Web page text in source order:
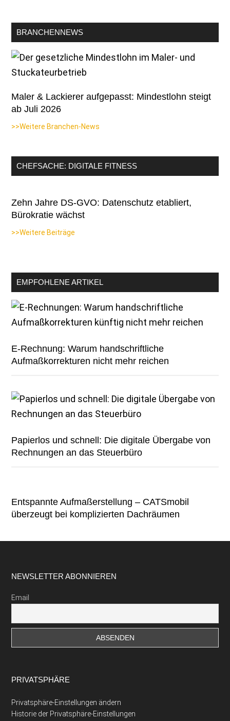
BRANCHENNEWS
Maler & Lackierer aufgepasst: Mindestlohn steigt
ab Juli 2026
>>Weitere Branchen-News
CHEFSACHE: DIGITALE FITNESS
Zehn Jahre DS-GVO: Datenschutz etabliert,
Bürokratie wächst
>>Weitere Beiträge
EMPFOHLENE ARTIKEL
E-Rechnung: Warum handschriftliche
Aufmaßkorrekturen nicht mehr reichen
Papierlos und schnell: Die digitale Übergabe von
Rechnungen an das Steuerbüro
Entspannte Aufmaßerstellung – CATSmobil
überzeugt bei komplizierten Dachräumen
Footer
NEWSLETTER ABONNIEREN
Email
PRIVATSPHÄRE
Privatsphäre-Einstellungen ändern
Historie der Privatsphäre-Einstellungen